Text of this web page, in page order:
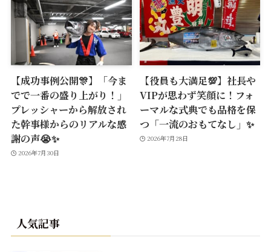
【成功事例公開🎊】「今ま
でで一番の盛り上がり！」
プレッシャーから解放され
た幹事様からのリアルな感
謝の声😭✨
2026年7月30日
【役員も大満足💯】社長や
VIPが思わず笑顔に！フォ
ーマルな式典でも品格を保
つ「一流のおもてなし」✨
2026年7月28日
人気記事